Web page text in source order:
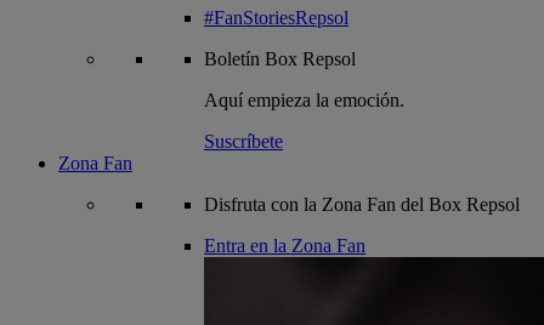
#FanStoriesRepsol
Boletín Box Repsol
Aquí empieza la emoción.
Suscríbete
Zona Fan
Disfruta con la Zona Fan del Box Repsol
Entra en la Zona Fan